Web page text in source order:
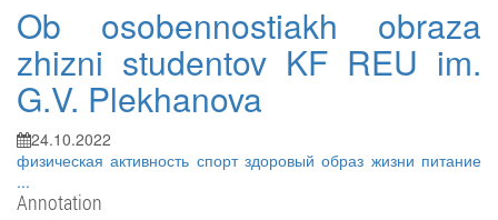
Ob osobennostiakh obraza
zhizni studentov KF REU im.
G.V. Plekhanova
24.10.2022
физическая активность спортздоровый образ жизни питание
...
Annotation